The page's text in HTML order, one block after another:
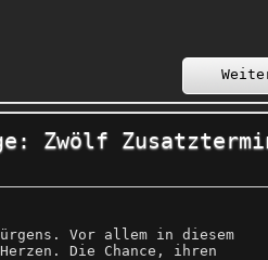
Zwölf
Vor allem in diesem
Die Chance, ihren